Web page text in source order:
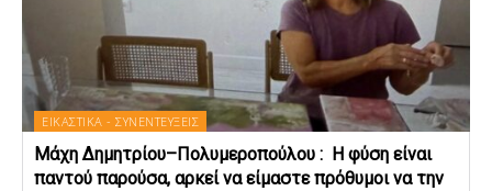
ΕΙΚΑΣΤΙΚΑ - ΣΥΝΕΝΤΕΥΞΕΙΣ
Μάχη Δημητρίου–Πολυμεροπούλου : Η φύση είναι
παντού παρούσα, αρκεί να είμαστε πρόθυμοι να την